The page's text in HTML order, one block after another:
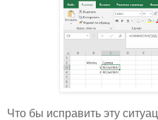
Что бы исправить эту